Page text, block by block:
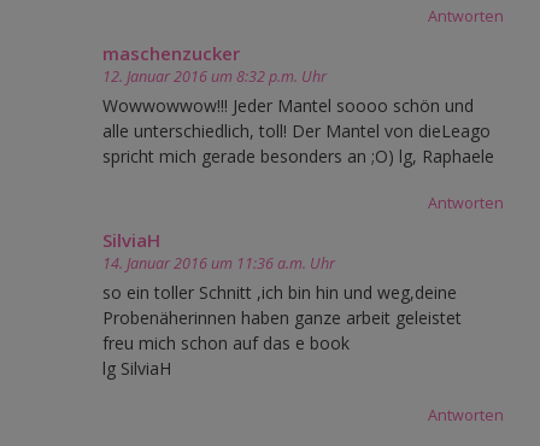
Antworten
maschenzucker
12. Januar 2016 um 8:32 p.m. Uhr
Wowwowwow!!! Jeder Mantel soooo schön und
alle unterschiedlich, toll! Der Mantel von dieLeago
spricht mich gerade besonders an ;O) lg, Raphaele
Antworten
SilviaH
14. Januar 2016 um 11:36 a.m. Uhr
so ein toller Schnitt ,ich bin hin und weg,deine
Probenäherinnen haben ganze arbeit geleistet
freu mich schon auf das e book
lg SilviaH
Antworten